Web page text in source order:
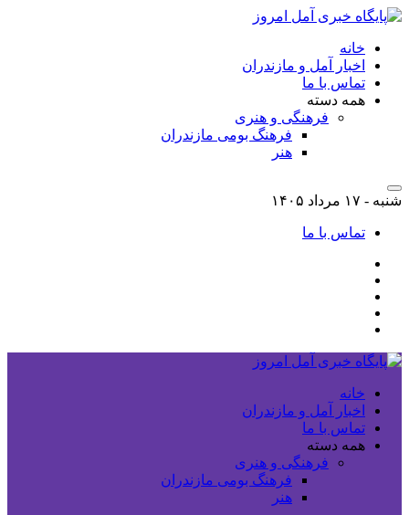
خانه
اخبار آمل و مازندران
تماس با ما
همه دسته
فرهنگی و هنری
فرهنگ بومی مازندران
هنر
شنبه - ۱۷ مرداد ۱۴۰۵
تماس با ما
خانه
اخبار آمل و مازندران
تماس با ما
همه دسته
فرهنگی و هنری
فرهنگ بومی مازندران
هنر